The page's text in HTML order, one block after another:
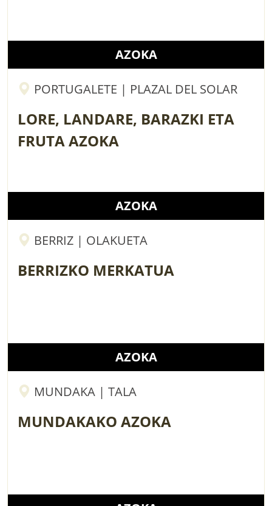
AZOKA
PORTUGALETE | PLAZAL DEL SOLAR
LORE, LANDARE, BARAZKI ETA
FRUTA AZOKA
AZOKA
BERRIZ | OLAKUETA
BERRIZKO MERKATUA
AZOKA
MUNDAKA | TALA
MUNDAKAKO AZOKA